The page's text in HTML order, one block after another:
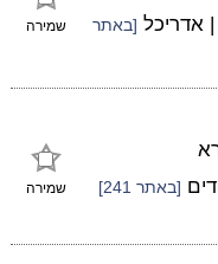
שמירה | אדריכל [באתר
שמירה [באתר 241]